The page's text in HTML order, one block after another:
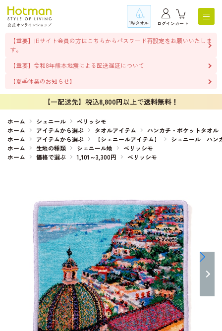
1秒タオル ログインカート
【重要】旧サイト会員の方はこちらからパスワード再設定をお願いいたしま
す。
【重要】令和8年熊本地震による配送遅延について
【夏季休業のお知らせ】
【一配送先】税込8,800円以上で送料無料！
ホーム シェニール
ベリッシモ
ホーム
アイテムから選ぶ タオルアイテム
ハンカチ・ポケットタオル
ホーム
アイテムから選ぶ 【シェニールアイテム】
シェニール ハン
ホーム
生地の種類 シェニール地
ベリッシモ
ホーム
価格で選ぶ 1,101～3,300円 ベリッシモ